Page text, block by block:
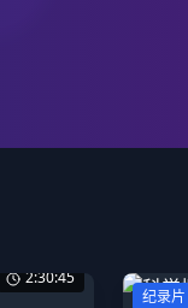
2:30:45
纪录片